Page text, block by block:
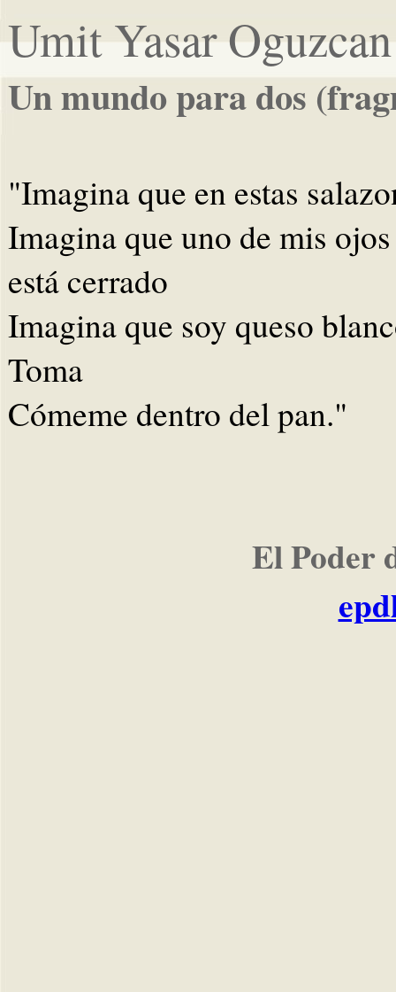
Umit Yasar Oguzcan
Un mundo para dos
"Imagina que en estas
Imagina que uno de mis
está cerrado
Imagina que soy queso
Toma
Cómeme dentro del pan."
El Poder